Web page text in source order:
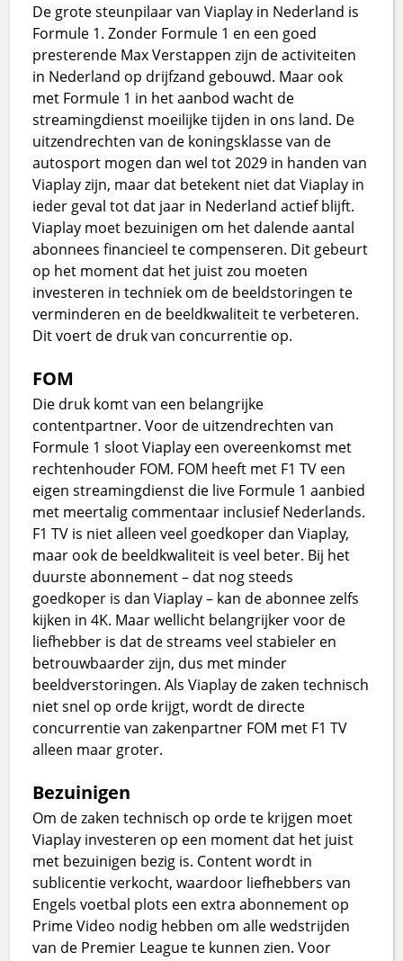
De grote steunpilaar van Viaplay in Nederland is
Formule 1. Zonder Formule 1 en een goed
presterende Max Verstappen zijn de activiteiten
in Nederland op drijfzand gebouwd. Maar ook
met Formule 1 in het aanbod wacht de
streamingdienst moeilijke tijden in ons land. De
uitzendrechten van de koningsklasse van de
autosport mogen dan wel tot 2029 in handen van
Viaplay zijn, maar dat betekent niet dat Viaplay in
ieder geval tot dat jaar in Nederland actief blijft.
Viaplay moet bezuinigen om het dalende aantal
abonnees financieel te compenseren. Dit gebeurt
op het moment dat het juist zou moeten
investeren in techniek om de beeldstoringen te
verminderen en de beeldkwaliteit te verbeteren.
Dit voert de druk van concurrentie op.
FOM
Die druk komt van een belangrijke
contentpartner. Voor de uitzendrechten van
Formule 1 sloot Viaplay een overeenkomst met
rechtenhouder FOM. FOM heeft met F1 TV een
eigen streamingdienst die live Formule 1 aanbied
met meertalig commentaar inclusief Nederlands.
F1 TV is niet alleen veel goedkoper dan Viaplay,
maar ook de beeldkwaliteit is veel beter. Bij het
duurste abonnement – dat nog steeds
goedkoper is dan Viaplay – kan de abonnee zelfs
kijken in 4K. Maar wellicht belangrijker voor de
liefhebber is dat de streams veel stabieler en
betrouwbaarder zijn, dus met minder
beeldverstoringen. Als Viaplay de zaken technisch
niet snel op orde krijgt, wordt de directe
concurrentie van zakenpartner FOM met F1 TV
alleen maar groter.
Bezuinigen
Om de zaken technisch op orde te krijgen moet
Viaplay investeren op een moment dat het juist
met bezuinigen bezig is. Content wordt in
sublicentie verkocht, waardoor liefhebbers van
Engels voetbal plots een extra abonnement op
Prime Video nodig hebben om alle wedstrijden
van de Premier League te kunnen zien. Voor